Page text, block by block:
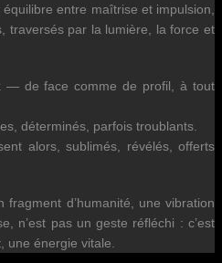
entre maîtrise et impulsion,
traversés par la lumière, la force et
— de face comme de profil, à tout
déterminés, parfois troublants.
alors, sublimés, révélés, offerts
d’humanité, une vibration
n’est pas un geste réfléchi : c’est
une énergie vitale.